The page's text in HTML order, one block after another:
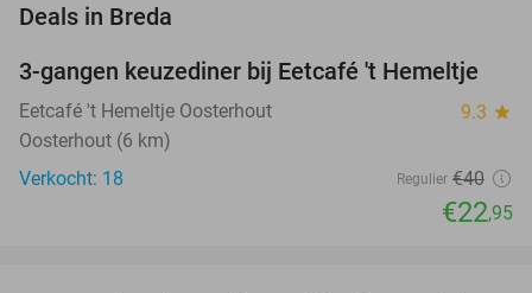
Deals in Breda
43%
NEW
TODAY
3-gangen keuzediner bij Eetcafé 't Hemeltje
Eetcafé 't Hemeltje Oosterhout 9.3 star
Oosterhout (6 km)
Verkocht: 18
Regulier €40
€22,95